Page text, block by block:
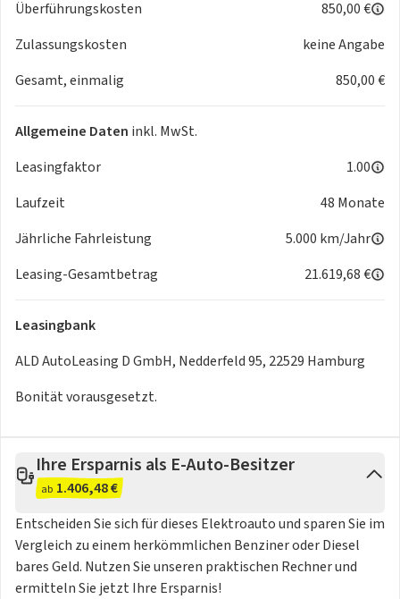
Batterie + eMotor
- Wechselstrom-Ladeleistung 22 kW AC
- Ladeanschlusskappe: Zum Öffnen drücken (inklusive
- Vordere Bremse: Belüftete Bremsscheibe
- CCS Typ-2-Stecker Europa
- Typ des Heckantriebsmotors: Permanentmagnet-
- Scheibenbremsen hinten, belüftet
- Berganfahrhilfe
- Komfortfederung
- ESP/ESC - Überschlagschutzsystem (ARP)
- E-Pedal Modus
- Batterietyp: NCM
- Intelligentes Batteriemanagementsystem mit
Temperaturregelung
- Intelligentes Energiemanagement
- smart Charge@home
Außenspiegel + Lichter
Überführungskosten
850,00 €
Zulassungskosten
keine Angabe
Gesamt, einmalig
850,00 €
Allgemeine Daten inkl. MwSt.
Leasingfaktor
1.00
Laufzeit
48 Monate
Jährliche Fahrleistung
5.000 km/Jahr
Leasing-Gesamtbetrag
21.619,68 €
Leasingbank
ALD AutoLeasing D GmbH, Nedderfeld 95, 22529 Hamburg
Bonität vorausgesetzt.
Ihre Ersparnis als E-Auto-Besitzer
ab 1.406,48 €
Entscheiden Sie sich für dieses Elektroauto und sparen Sie im
Vergleich zu einem herkömmlichen Benziner oder Diesel
bares Geld. Nutzen Sie unseren praktischen Rechner und
ermitteln Sie jetzt Ihre Ersparnis!